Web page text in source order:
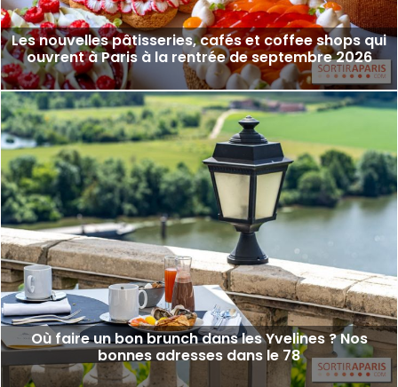
Les nouvelles pâtisseries, cafés et coffee shops qui
ouvrent à Paris à la rentrée de septembre 2026
Où faire un bon brunch dans les Yvelines ? Nos
bonnes adresses dans le 78